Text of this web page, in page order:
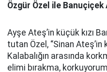
Özgür Özel ile
Ayşe Ateş’in küçük kızı
tutan Özel, “Sinan Ateş’in
Kalabalığın arasında
elimi bırakma,